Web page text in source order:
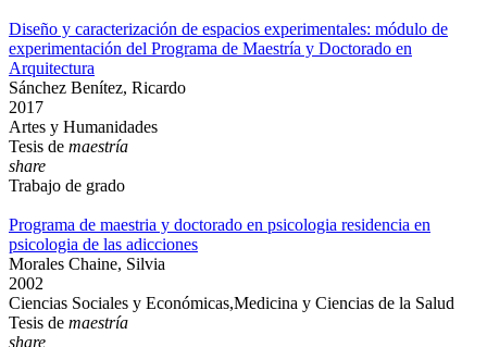
Diseño y caracterización de espacios experimentales: módulo de
experimentación del Programa de Maestría y Doctorado en
Arquitectura
Sánchez Benítez, Ricardo
2017
Artes y Humanidades
Tesis de maestría
share
Trabajo de grado
Programa de maestria y doctorado en psicologia residencia en
psicologia de las adicciones
Morales Chaine, Silvia
2002
Ciencias Sociales y Económicas,Medicina y Ciencias de la Salud
Tesis de maestría
share